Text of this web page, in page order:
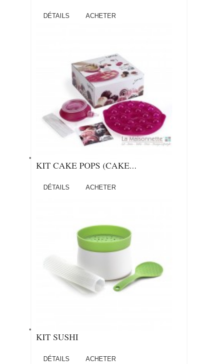
DÉTAILS ACHETER
KIT CAKE POPS (CAKE...
DÉTAILS ACHETER
KIT SUSHI
DÉTAILS ACHETER